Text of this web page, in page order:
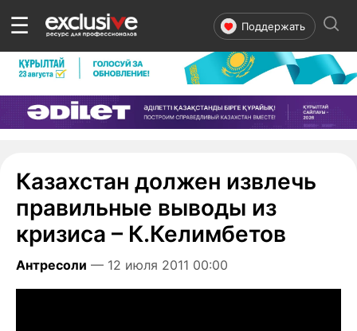
☰ Поддержать
Казахстан должен извлечь
правильные выводы из
кризиса – К.Келимбетов
Антресоли — 12 июля 2011 00:00